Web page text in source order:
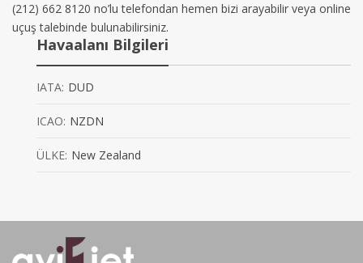
(212) 662 8120 no’lu telefondan hemen bizi arayabilir veya online
uçuş talebinde bulunabilirsiniz.
Havaalanı Bilgileri
IATA: DUD
ICAO: NZDN
ÜLKE: New Zealand